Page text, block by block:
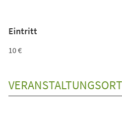
Eintritt
10 €
VERANSTALTUNGSORT